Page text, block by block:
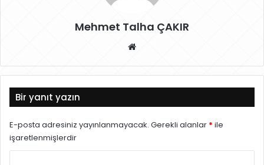
Mehmet Talha ÇAKIR
sit
esi
Bir yanıt yazın
E-posta adresiniz yayınlanmayacak. Gerekli alanlar * ile
işaretlenmişlerdir